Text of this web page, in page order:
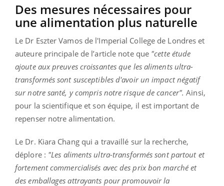
Des mesures nécessaires pour
une alimentation plus naturelle
Le Dr Eszter Vamos de l'Imperial College de Londres et
auteure principale de l’article note que "cette étude
ajoute aux preuves croissantes que les aliments ultra-
transformés sont susceptibles d'avoir un impact négatif
sur notre santé, y compris notre risque de cancer". Ainsi,
pour la scientifique et son équipe, il est important de
repenser notre alimentation.
Le Dr. Kiara Chang qui a travaillé sur la recherche,
déplore : "Les aliments ultra-transformés sont partout et
fortement commercialisés avec des prix bon marché et
des emballages attrayants pour promouvoir la